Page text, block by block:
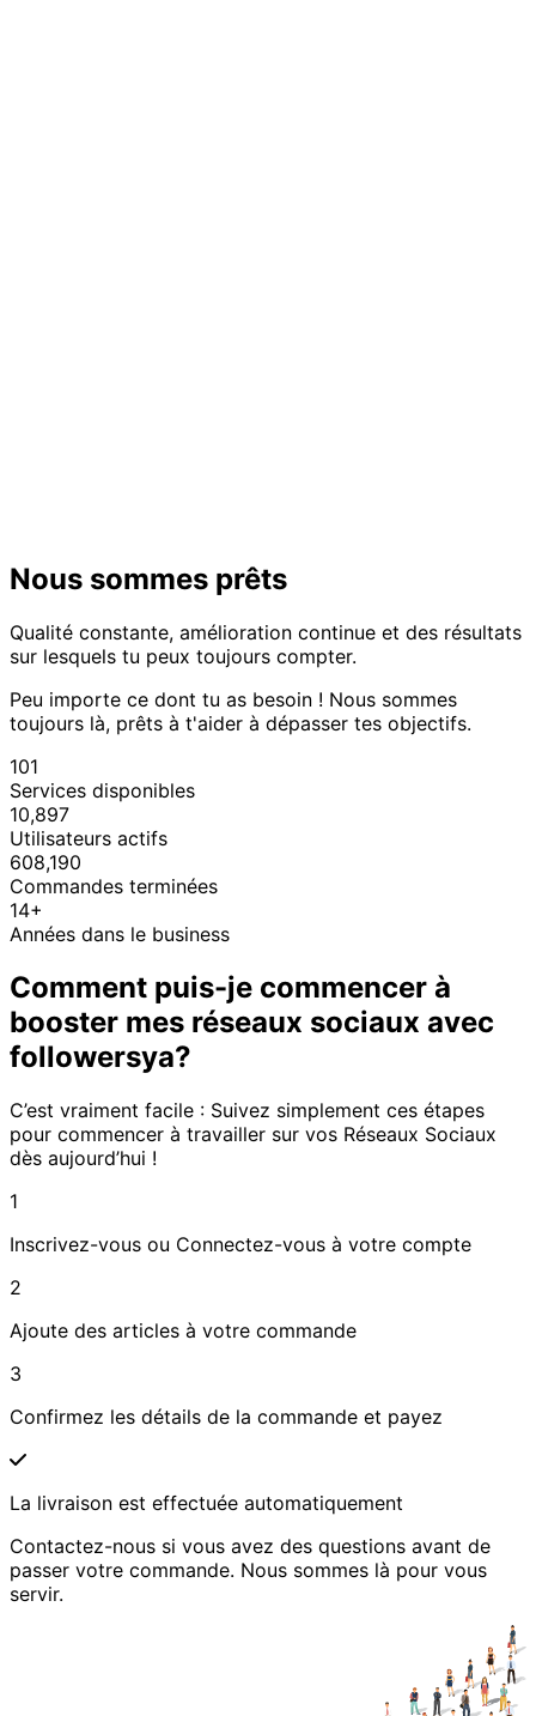
Nous sommes prêts
Qualité constante, amélioration continue et des résultats
sur lesquels tu peux toujours compter.
Peu importe ce dont tu as besoin ! Nous sommes
toujours là, prêts à t'aider à dépasser tes objectifs.
101
Services disponibles
10,897
Utilisateurs actifs
608,190
Commandes terminées
14+
Années dans le business
Comment puis-je commencer à
booster mes réseaux sociaux avec
followersya?
C’est vraiment facile : Suivez simplement ces étapes
pour commencer à travailler sur vos Réseaux Sociaux
dès aujourd’hui !
1
Inscrivez-vous ou Connectez-vous à votre compte
2
Ajoute des articles à votre commande
3
Confirmez les détails de la commande et payez
La livraison est effectuée automatiquement
Contactez-nous si vous avez des questions avant de
passer votre commande. Nous sommes là pour vous
servir.